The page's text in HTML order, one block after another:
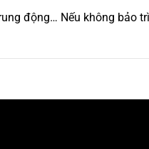
động… Nếu không bảo